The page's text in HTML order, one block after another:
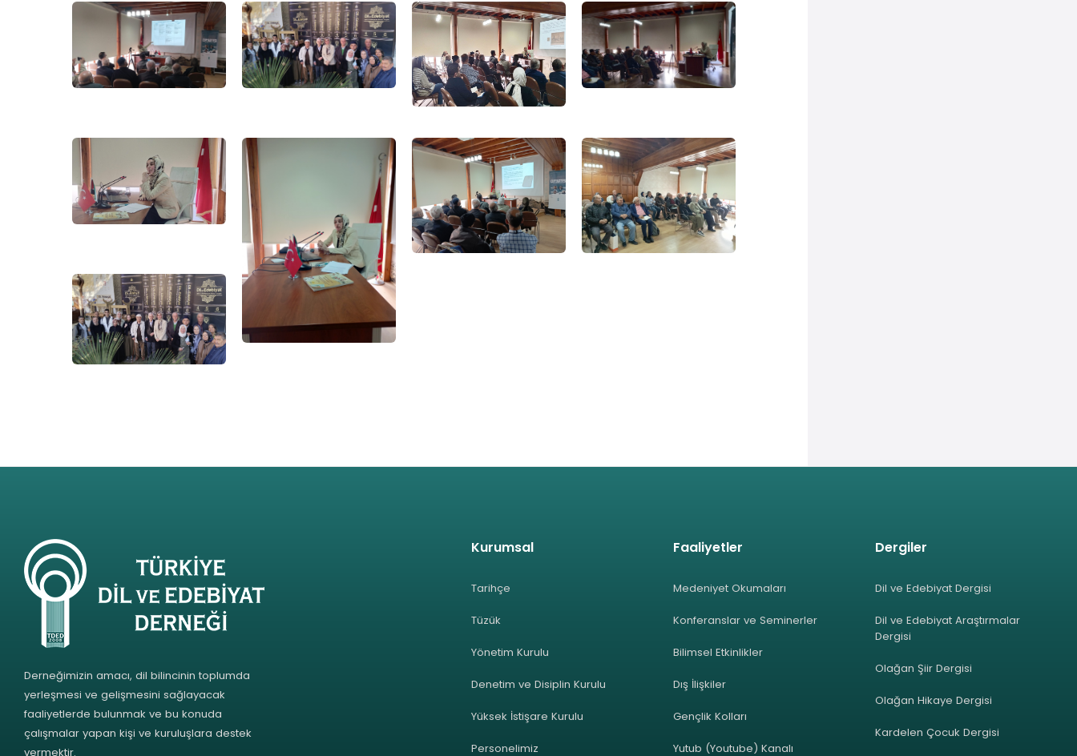
Derneğimizin amacı, dil bilincinin toplumda
yerleşmesi ve gelişmesini sağlayacak
faaliyetlerde bulunmak ve bu konuda
çalışmalar yapan kişi ve kuruluşlara destek
vermektir.
Kurumsal
Tarihçe
Tüzük
Yönetim Kurulu
Denetim ve Disiplin Kurulu
Yüksek İstişare Kurulu
Personelimiz
Faaliyetler
Medeniyet Okumaları
Konferanslar ve Seminerler
Bilimsel Etkinlikler
Dış İlişkiler
Gençlik Kolları
Yutub (Youtube) Kanalı
Dergiler
Dil ve Edebiyat Dergisi
Dil ve Edebiyat Araştırmalar
Dergisi
Olağan Şiir Dergisi
Olağan Hikaye Dergisi
Kardelen Çocuk Dergisi